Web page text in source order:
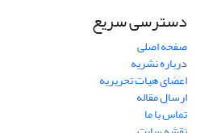
دسترسی سریع
صفحه اصلی
درباره نشریه
اعضای هیات تحریریه
ارسال مقاله
تماس با ما